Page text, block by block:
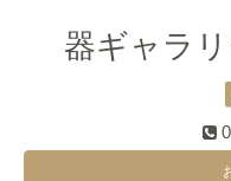
器ギャラ